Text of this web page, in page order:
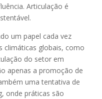
Articulação é
um papel cada vez
climáticas globais, como
do setor em
apenas a promoção de
uma tentativa de
onde práticas são